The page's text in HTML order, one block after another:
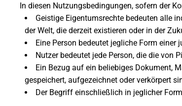
In diesen Nutzungsbedingungen, sofern der
Geistige Eigentumsrechte bedeuten alle
der Welt, die derzeit existieren oder in der
Eine Person bedeutet jegliche Form
Nutzer bedeutet jede Person, die die von
Ein Bezug auf ein beliebiges Dokument,
gespeichert, aufgezeichnet oder verkörpert
Der Begriff einschließlich in jeglicher